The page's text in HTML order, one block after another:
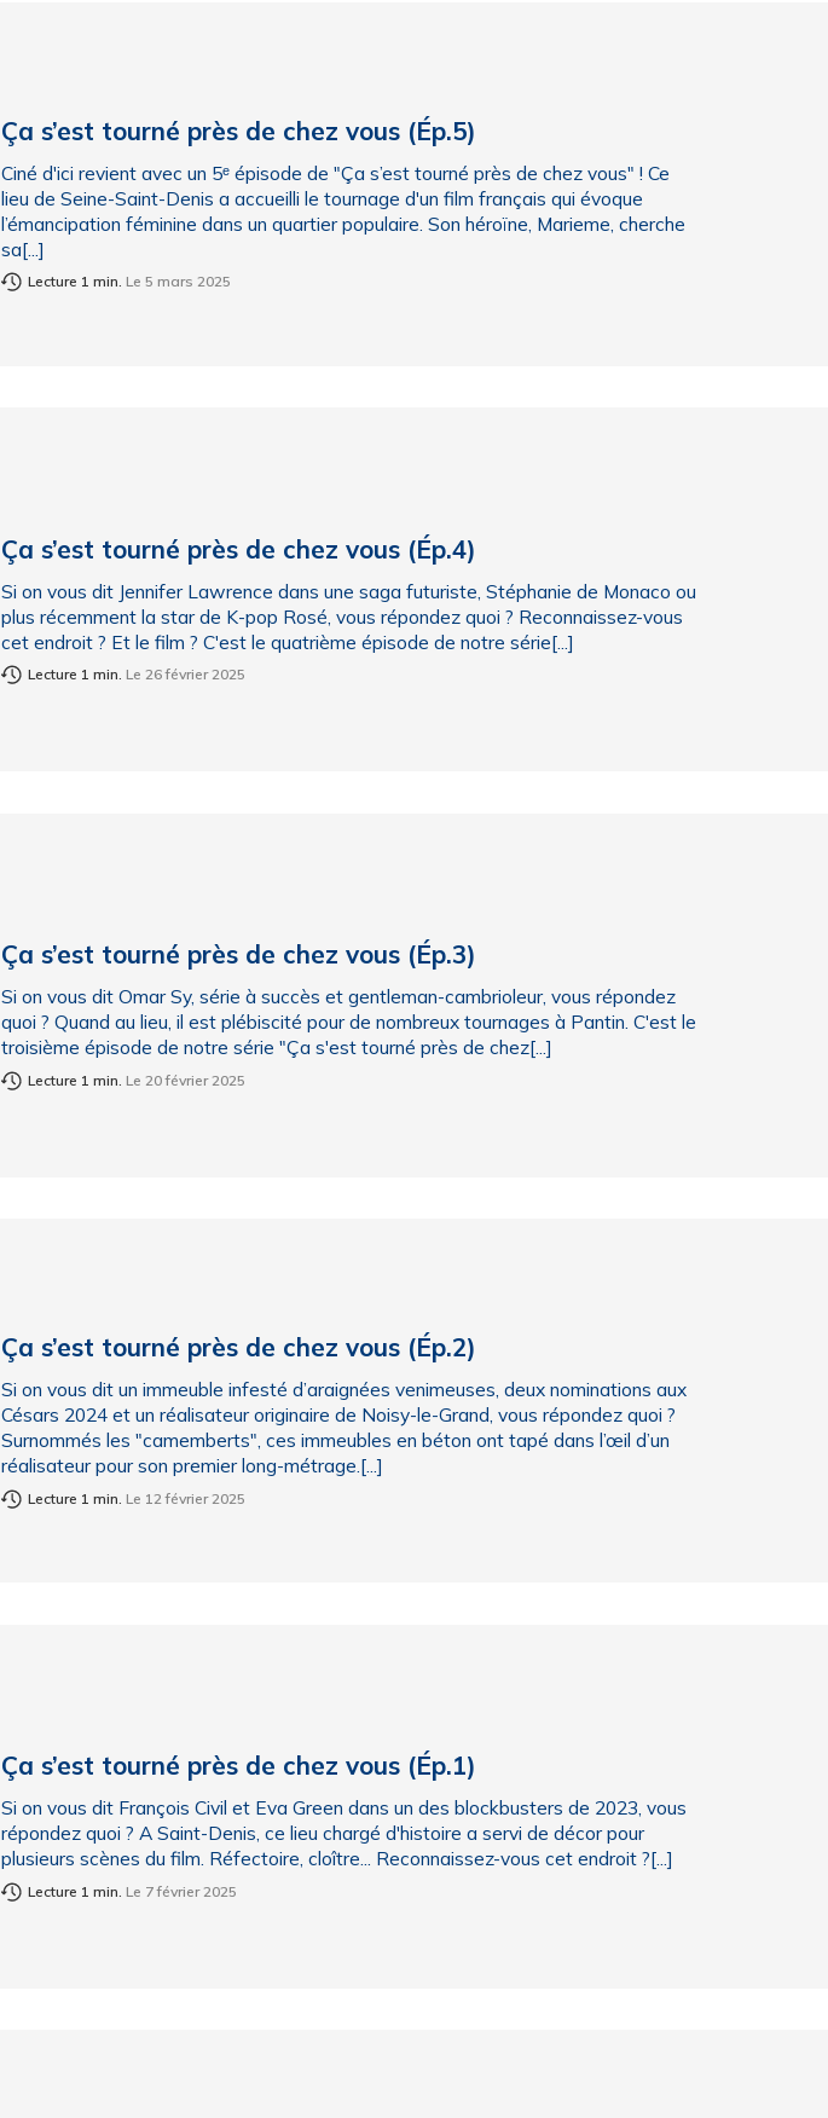
Ça s’est tourné près de chez vous (Ép.5)
Ciné d'ici revient avec un 5ᵉ épisode de "Ça s’est tourné près de chez vous" ! Ce
lieu de Seine-Saint-Denis a accueilli le tournage d'un film français qui évoque
l’émancipation féminine dans un quartier populaire. Son héroïne, Marieme, cherche
sa[...]
Lecture 1 min. Le 5 mars 2025
Ça s’est tourné près de chez vous (Ép.4)
Si on vous dit Jennifer Lawrence dans une saga futuriste, Stéphanie de Monaco ou
plus récemment la star de K-pop Rosé, vous répondez quoi ? Reconnaissez-vous
cet endroit ? Et le film ? C'est le quatrième épisode de notre série[...]
Lecture 1 min. Le 26 février 2025
Ça s’est tourné près de chez vous (Ép.3)
Si on vous dit Omar Sy, série à succès et gentleman-cambrioleur, vous répondez
quoi ? Quand au lieu, il est plébiscité pour de nombreux tournages à Pantin. C'est le
troisième épisode de notre série "Ça s'est tourné près de chez[...]
Lecture 1 min. Le 20 février 2025
Ça s’est tourné près de chez vous (Ép.2)
Si on vous dit un immeuble infesté d’araignées venimeuses, deux nominations aux
Césars 2024 et un réalisateur originaire de Noisy-le-Grand, vous répondez quoi ?
Surnommés les "camemberts", ces immeubles en béton ont tapé dans l’œil d’un
réalisateur pour son premier long-métrage.[...]
Lecture 1 min. Le 12 février 2025
Ça s’est tourné près de chez vous (Ép.1)
Si on vous dit François Civil et Eva Green dans un des blockbusters de 2023, vous
répondez quoi ? A Saint-Denis, ce lieu chargé d'histoire a servi de décor pour
plusieurs scènes du film. Réfectoire, cloître... Reconnaissez-vous cet endroit ?[...]
Lecture 1 min. Le 7 février 2025